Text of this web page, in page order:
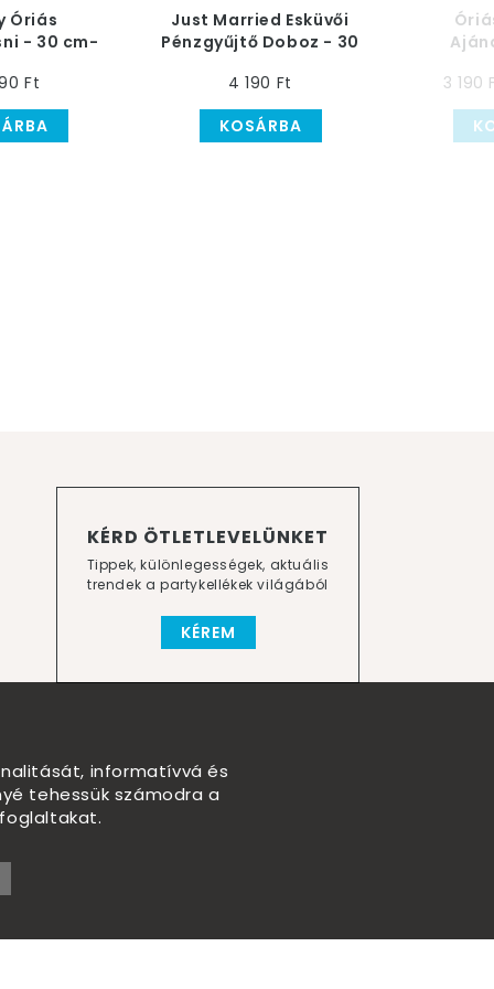
Óriás
- 30 cm-
Ft
Just Married Esküvői
Pénzgyűjtő Doboz - 30
4 190 Ft
KOSÁRBA
3 190
KÉRD ÖTLETLEVELÜNKET
Tippek, különlegességek, aktuális
trendek a partykellékek világából
KÉREM
informatívvá és
tehessük számodra a